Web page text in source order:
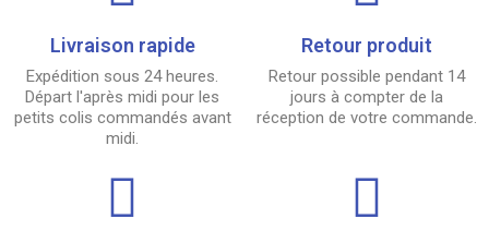
Livraison rapide
Expédition sous 24 heures.
Départ l'après midi pour les
petits colis commandés avant
midi.
Retour produit
Retour possible pendant 14
jours à compter de la
réception de votre commande.